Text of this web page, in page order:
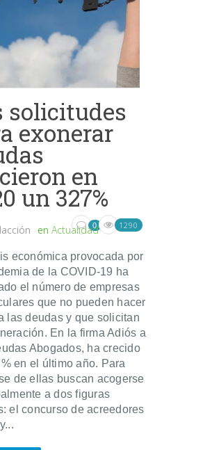
solicitudes
exonerar
en
un 327%
en Actualidad
0 1290
económica provocada por
de la COVID-19 ha
el número de empresas
que no pueden hacer
las deudas y que solicitan
En la firma Adiós a
Abogados, ha crecido
en el último año. Para
de ellas buscan acogerse
a dos figuras
el concurso de acreedores